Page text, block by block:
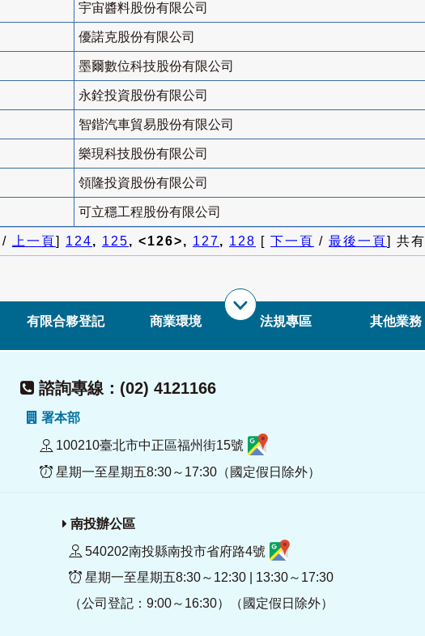
宇宙醬料股份有限公司
優諾克股份有限公司
墨爾數位科技股份有限公司
永銓投資股份有限公司
智鍇汽車貿易股份有限公司
樂現科技股份有限公司
領隆投資股份有限公司
可立穩工程股份有限公司
/ 上一頁] 124, 125, <126>, 127, 128 [ 下一頁 / 最後一頁] 共有
有限合夥登記 商業環境 法規專區 其他業務
諮詢專線：(02) 4121166
署本部
100210臺北市中正區福州街15號
星期一至星期五8:30～17:30（國定假日除外）
南投辦公區
540202南投縣南投市省府路4號
星期一至星期五8:30～12:30 | 13:30～17:30
（公司登記：9:00～16:30）（國定假日除外）